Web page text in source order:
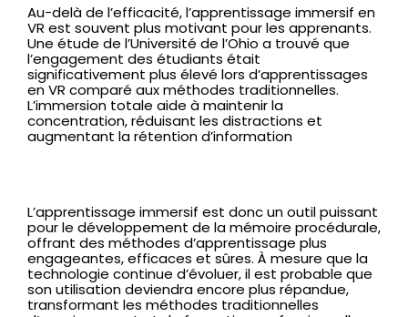
Au-delà de l’efficacité, l’apprentissage immersif en
VR est souvent plus motivant pour les apprenants.
Une étude de l’Université de l’Ohio a trouvé que
l’engagement des étudiants était
significativement plus élevé lors d’apprentissages
en VR comparé aux méthodes traditionnelles.
L’immersion totale aide à maintenir la
concentration, réduisant les distractions et
augmentant la rétention d’information
L’apprentissage immersif est donc un outil puissant
pour le développement de la mémoire procédurale,
offrant des méthodes d’apprentissage plus
engageantes, efficaces et sûres. À mesure que la
technologie continue d’évoluer, il est probable que
son utilisation deviendra encore plus répandue,
transformant les méthodes traditionnelles